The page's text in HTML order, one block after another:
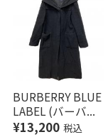
BURBERRY BLUE
LABEL (バーバ...
¥13,200 税込